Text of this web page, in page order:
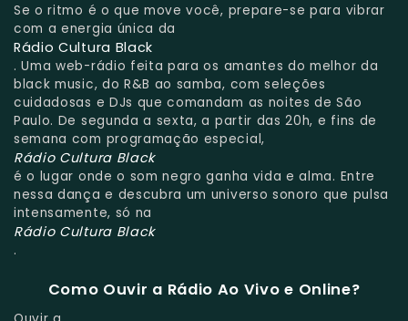
Se o ritmo é o que move você, prepare-se para vibrar
com a energia única da
Rádio Cultura Black
. Uma web-rádio feita para os amantes do melhor da
black music, do R&B ao samba, com seleções
cuidadosas e DJs que comandam as noites de São
Paulo. De segunda a sexta, a partir das 20h, e fins de
semana com programação especial,
Rádio Cultura Black
é o lugar onde o som negro ganha vida e alma. Entre
nessa dança e descubra um universo sonoro que pulsa
intensamente, só na
Rádio Cultura Black
.
Como Ouvir a Rádio Ao Vivo e Online?